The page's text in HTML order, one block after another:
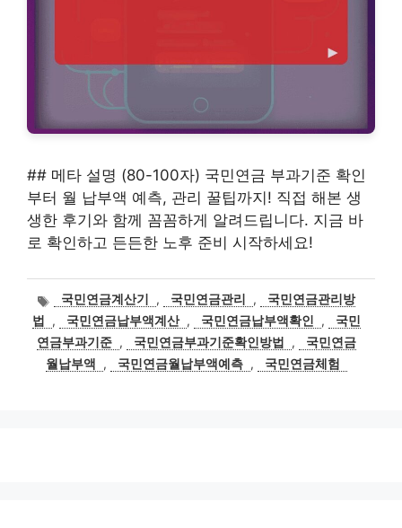
## 메타 설명 (80-100자) 국민연금 부과기준 확인
부터 월 납부액 예측, 관리 꿀팁까지! 직접 해본 생
생한 후기와 함께 꼼꼼하게 알려드립니다. 지금 바
로 확인하고 든든한 노후 준비 시작하세요!
태국민연금계산기 , 국민연금관리 ,
국민연금관리방
법
, 국민연금납부액계산 , 국민연금납부액확인 ,
국민
연금부과기준 , 국민연금부과기준확인방법 ,
국민연금
월납부액
, 국민연금월납부액예측 , 국민연금체험